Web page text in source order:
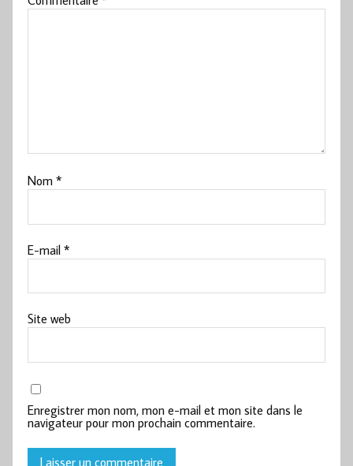
Nom*
E-mail*
Site web
Enregistrer mon nom, mon e-mail et mon site dans le
navigateur pour mon prochain commentaire.